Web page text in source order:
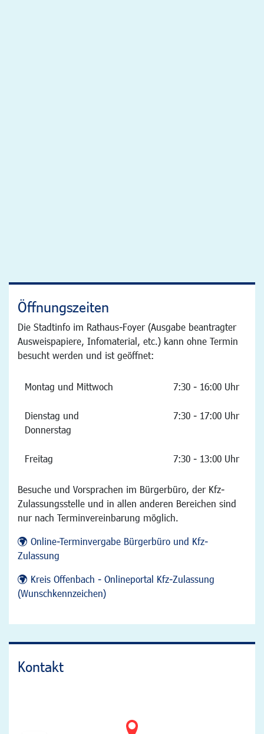
Öffnungszeiten
Die Stadtinfo im Rathaus-Foyer (Ausgabe beantragter
Ausweispapiere, Infomaterial, etc.) kann ohne Termin
besucht werden und ist geöffnet:
Montag und Mittwoch 7:30 - 16:00 Uhr
Dienstag und
Donnerstag
7:30 - 17:00 Uhr
Freitag 7:30 - 13:00 Uhr
Besuche und Vorsprachen im Bürgerbüro, der Kfz-
Zulassungsstelle und in allen anderen Bereichen sind
nur nach Terminvereinbarung möglich.
Online-Terminvergabe Bürgerbüro und Kfz-
Zulassung
Kreis Offenbach - Onlineportal Kfz-Zulassung
(Wunschkennzeichen)
Kontakt